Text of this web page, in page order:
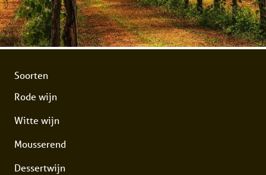
Soorten
Rode wijn
Witte wijn
Mousserend
Dessertwijn